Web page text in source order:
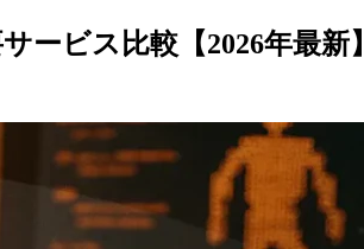
ービス比較【2026年最新】